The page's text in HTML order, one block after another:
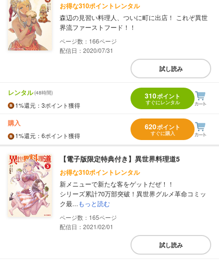
お得な310ポイントレンタル
森辺の見習い料理人、ついに町に出店！ これぞ異世
界流ファーストフード！！
166
配信日：2020/07/31
試し読み
レンタル(48時間)
1%還元 ：3ポイント獲得
310ポイント
すぐにレンタル
購入
1%還元 ：6ポイント獲得
620ポイント
すぐに購入
【電子版限定特典付き】異世界料理道5
お得な310ポイントレンタル
新メニューで新たな客をゲットだぜ！！
シリーズ累計70万部突破！異世界グルメ革命コミッ
ク最...もっと読む
165
配信日：2021/02/01
試し読み